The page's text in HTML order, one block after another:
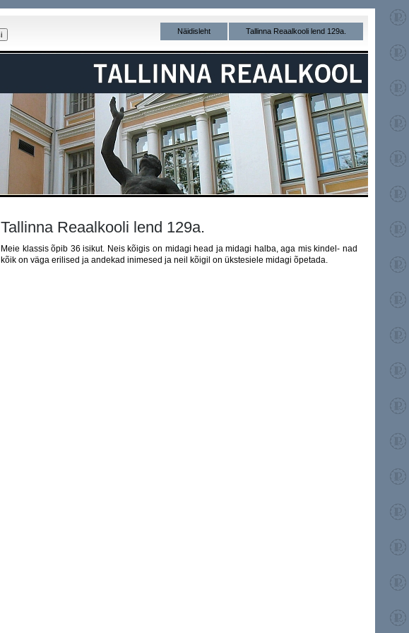
Näidisleht Tallinna Reaalkooli lend 129a.
Tallinna Reaalkooli lend 129a.
Meie klassis õpib 36 isikut. Neis kõigis on midagi head ja midagi halba, aga mis kindel- nad
kõik on väga erilised ja andekad inimesed ja neil kõigil on ükstesiele midagi õpetada.